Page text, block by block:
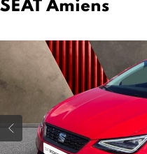
SEAT Amiens